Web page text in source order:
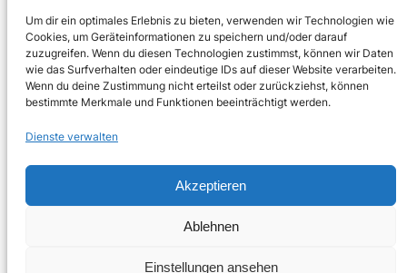
Um dir ein optimales Erlebnis zu bieten, verwenden wir Technologien wie
Cookies, um Geräteinformationen zu speichern und/oder darauf
zuzugreifen. Wenn du diesen Technologien zustimmst, können wir Daten
wie das Surfverhalten oder eindeutige IDs auf dieser Website verarbeiten.
Wenn du deine Zustimmung nicht erteilst oder zurückziehst, können
bestimmte Merkmale und Funktionen beeinträchtigt werden.
Dienste verwalten
Akzeptieren
Ablehnen
Einstellungen ansehen
Mai 8, 2014
Der Verlag Readux Books und die Literaturzeitschrift
Edit haben einen Literaturwettbewerb für junge
deutschsprachige Prosa ausgeschrieben. Mitmachen